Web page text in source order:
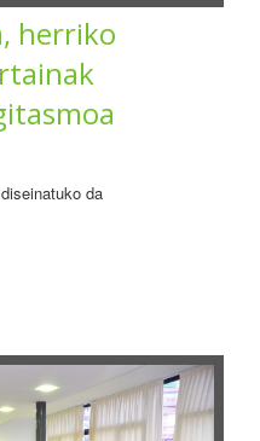
herriko
da